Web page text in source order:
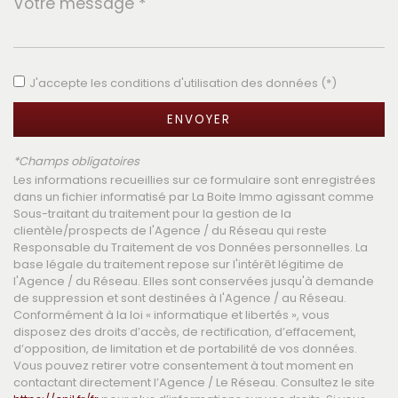
Collège
École maternelle
Bibliothèque
Bureau de poste
Mairie
statistiques
Nombre d'habitants
Propriétaires (vs. locataires)
73,79 %
Taxe habitation
15,64 %
J'accepte les conditions d'utilisation des données (*)
ENVOYER
*Champs obligatoires
Les informations recueillies sur ce formulaire sont enregistrées
dans un fichier informatisé par La Boite Immo agissant comme
Sous-traitant du traitement pour la gestion de la
clientèle/prospects de l'Agence / du Réseau qui reste
Responsable du Traitement de vos Données personnelles. La
base légale du traitement repose sur l'intérêt légitime de
l'Agence / du Réseau. Elles sont conservées jusqu'à demande
de suppression et sont destinées à l'Agence / au Réseau.
Conformément à la loi « informatique et libertés », vous
disposez des droits d’accès, de rectification, d’effacement,
d’opposition, de limitation et de portabilité de vos données.
Vous pouvez retirer votre consentement à tout moment en
contactant directement l’Agence / Le Réseau. Consultez le site